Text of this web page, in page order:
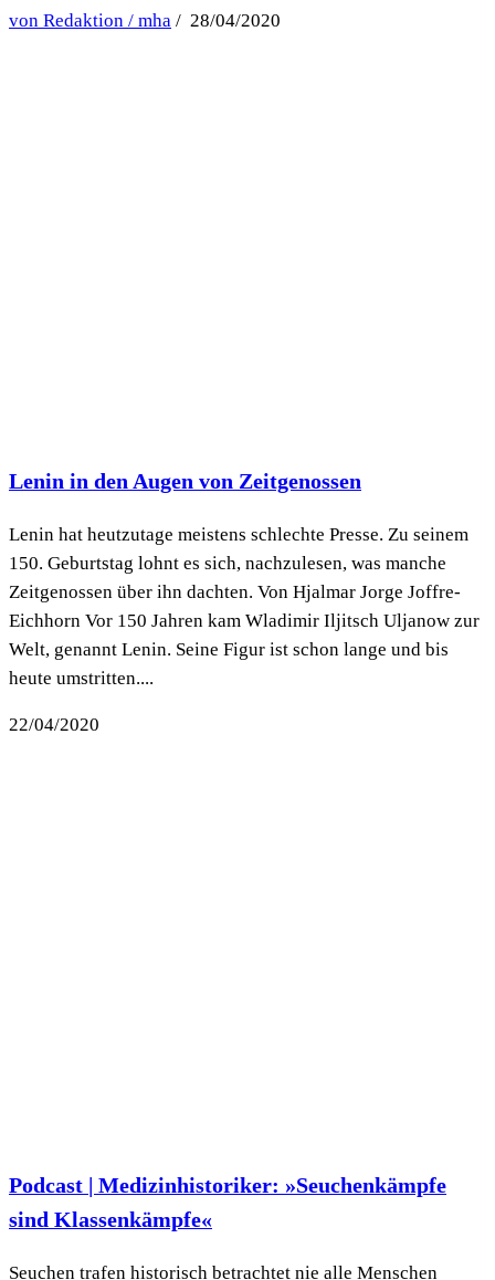
von Redaktion / mha / 28/04/2020
Lenin in den Augen von Zeitgenossen
Lenin hat heutzutage meistens schlechte Presse. Zu seinem
150. Geburtstag lohnt es sich, nachzulesen, was manche
Zeitgenossen über ihn dachten. Von Hjalmar Jorge Joffre-
Eichhorn Vor 150 Jahren kam Wladimir Iljitsch Uljanow zur
Welt, genannt Lenin. Seine Figur ist schon lange und bis
heute umstritten....
22/04/2020
Podcast | Medizinhistoriker: »Seuchenkämpfe
sind Klassenkämpfe«
Seuchen trafen historisch betrachtet nie alle Menschen